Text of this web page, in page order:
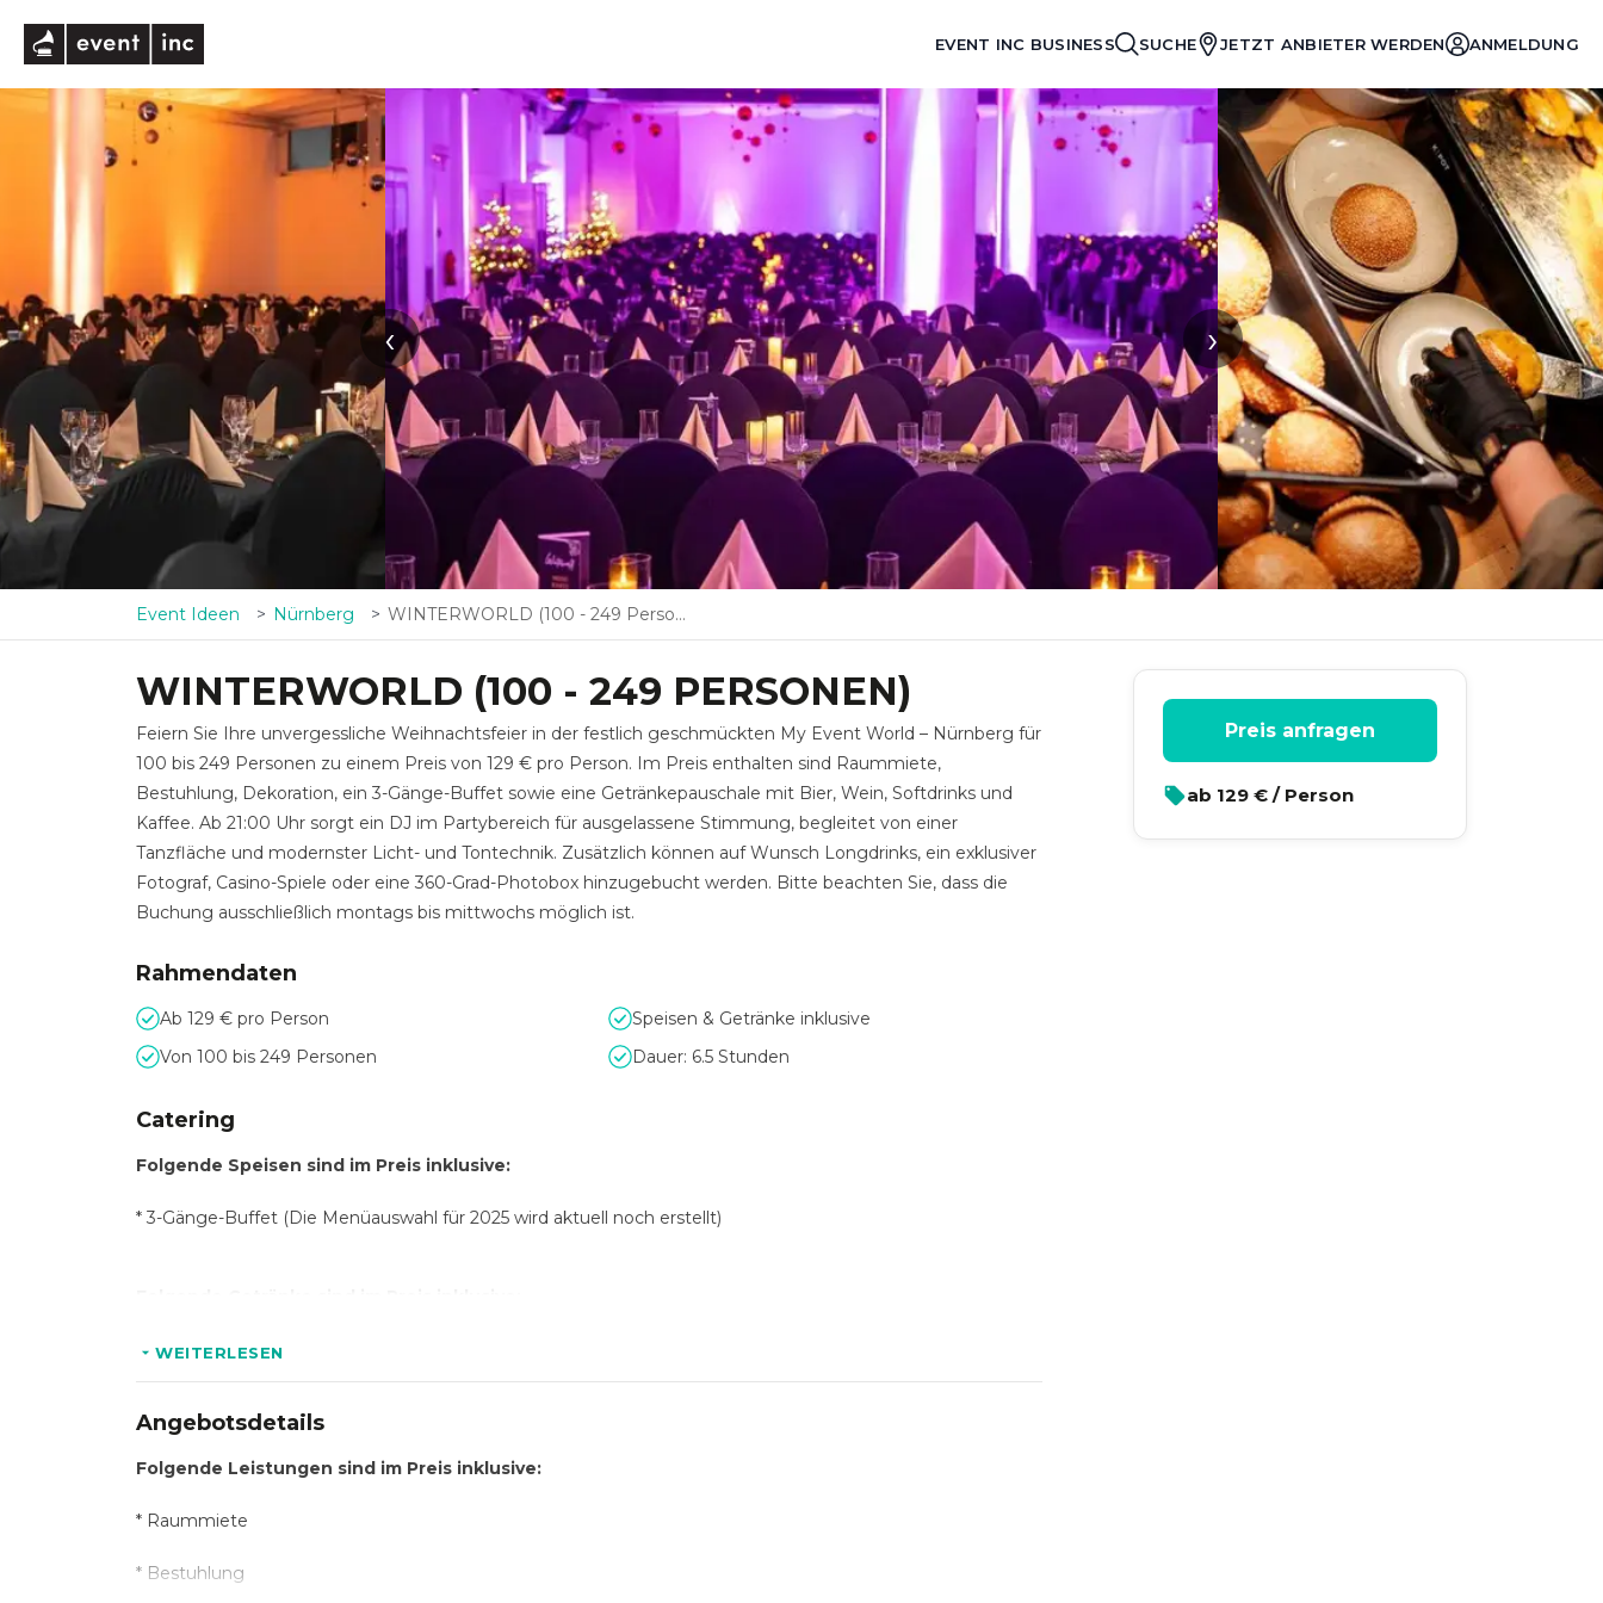
EVENT INC BUSINESS SUCHE JETZT ANBIETER WERDEN ANMELDUNG
‹ ›
Event Ideen Nürnberg WINTERWORLD (100 - 249 Personen)
WINTERWORLD (100 - 249 PERSONEN)
Feiern Sie Ihre unvergessliche Weihnachtsfeier in der festlich geschmückten My Event World – Nürnberg für
100 bis 249 Personen zu einem Preis von 129 € pro Person. Im Preis enthalten sind Raummiete,
Bestuhlung, Dekoration, ein 3-Gänge-Buffet sowie eine Getränkepauschale mit Bier, Wein, Softdrinks und
Kaffee. Ab 21:00 Uhr sorgt ein DJ im Partybereich für ausgelassene Stimmung, begleitet von einer
Tanzfläche und modernster Licht- und Tontechnik. Zusätzlich können auf Wunsch Longdrinks, ein exklusiver
Fotograf, Casino-Spiele oder eine 360-Grad-Photobox hinzugebucht werden. Bitte beachten Sie, dass die
Buchung ausschließlich montags bis mittwochs möglich ist.
Rahmendaten
Ab 129 € pro Person
Speisen & Getränke inklusive
Von 100 bis 249 Personen
Dauer: 6.5 Stunden
Catering
Folgende Speisen sind im Preis inklusive:
* 3-Gänge-Buffet (Die Menüauswahl für 2025 wird aktuell noch erstellt)
* Wasser
WEITERLESEN
Angebotsdetails
Folgende Leistungen sind im Preis inklusive:
* Raummiete
* Bestuhlung
Preis anfragen
ab 129 € / Person